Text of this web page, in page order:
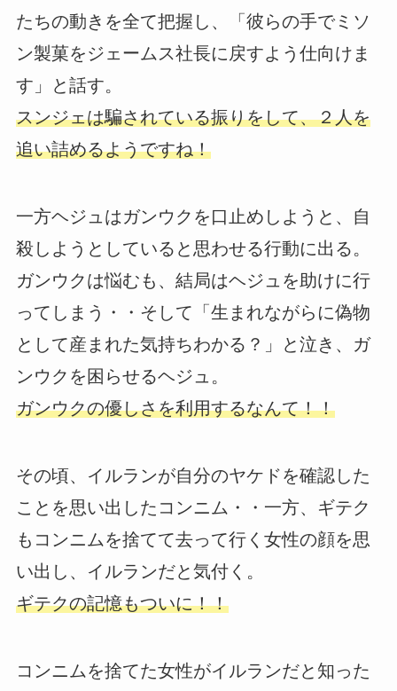
たちの動きを全て把握し、「彼らの手でミソ
ン製菓をジェームス社長に戻すよう仕向けま
す」と話す。
スンジェは騙されている振りをして、２人を
追い詰めるようですね！
一方ヘジュはガンウクを口止めしようと、自
殺しようとしていると思わせる行動に出る。
ガンウクは悩むも、結局はヘジュを助けに行
ってしまう・・そして「生まれながらに偽物
として産まれた気持ちわかる？」と泣き、ガ
ンウクを困らせるヘジュ。
ガンウクの優しさを利用するなんて！！
その頃、イルランが自分のヤケドを確認した
ことを思い出したコンニム・・一方、ギテク
もコンニムを捨てて去って行く女性の顔を思
い出し、イルランだと気付く。
ギテクの記憶もついに！！
コンニムを捨てた女性がイルランだと知った